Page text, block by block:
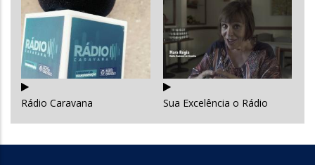
Rádio Caravana Sua Excelência o Rádio